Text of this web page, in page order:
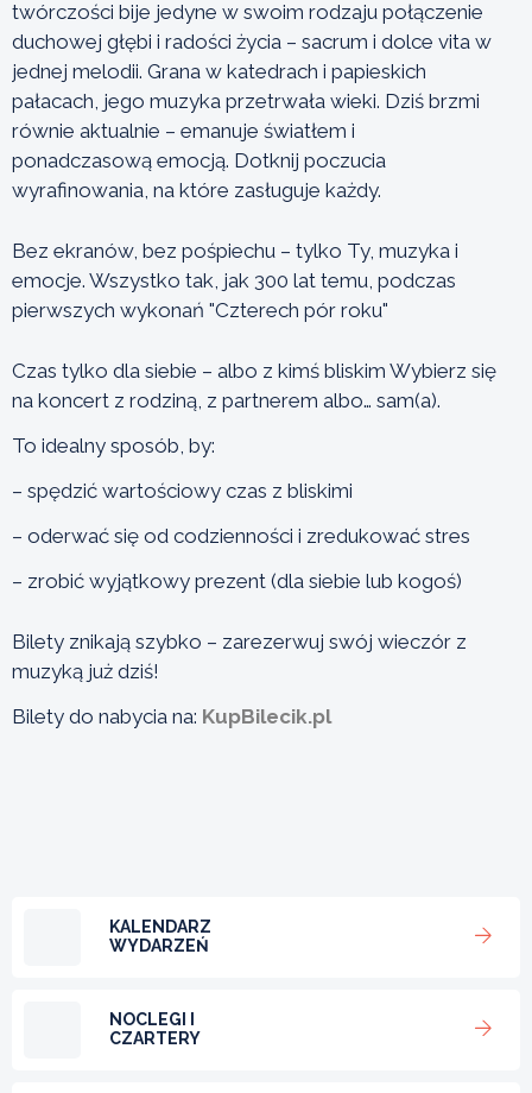
twórczości bije jedyne w swoim rodzaju połączenie
duchowej głębi i radości życia – sacrum i dolce vita w
jednej melodii. Grana w katedrach i papieskich
pałacach, jego muzyka przetrwała wieki. Dziś brzmi
równie aktualnie – emanuje światłem i
ponadczasową emocją. Dotknij poczucia
wyrafinowania, na które zasługuje każdy.
Bez ekranów, bez pośpiechu – tylko Ty, muzyka i
emocje. Wszystko tak, jak 300 lat temu, podczas
pierwszych wykonań "Czterech pór roku"
Czas tylko dla siebie – albo z kimś bliskim Wybierz się
na koncert z rodziną, z partnerem albo… sam(a).
To idealny sposób, by:
– spędzić wartościowy czas z bliskimi
– oderwać się od codzienności i zredukować stres
– zrobić wyjątkowy prezent (dla siebie lub kogoś)
Bilety znikają szybko – zarezerwuj swój wieczór z
muzyką już dziś!
Bilety do nabycia na: KupBilecik.pl
KALENDARZ
WYDARZEŃ
NOCLEGI I
CZARTERY